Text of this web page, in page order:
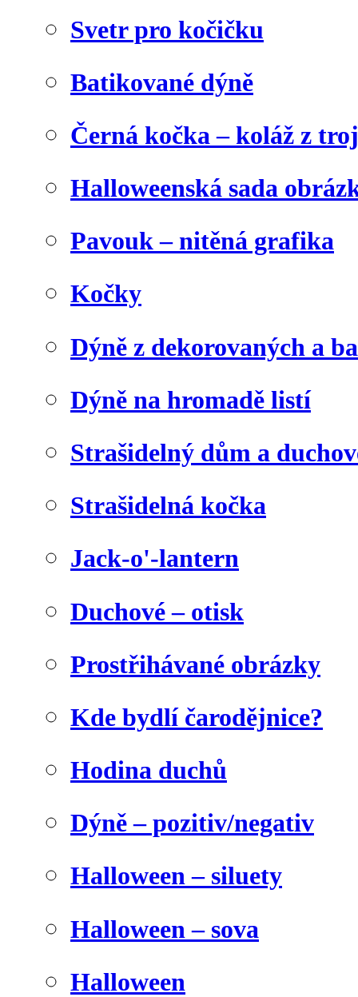
Svetr pro kočičku
Batikované dýně
Černá kočka – koláž z
Halloweenská sada
Pavouk – nitěná grafika
Kočky
Dýně z dekorovaných a
Dýně na hromadě listí
Strašidelný dům a
Strašidelná kočka
Jack-o'-lantern
Duchové – otisk
Prostřihávané obrázky
Kde bydlí čarodějnice?
Hodina duchů
Dýně – pozitiv/negativ
Halloween – siluety
Halloween – sova
Halloween